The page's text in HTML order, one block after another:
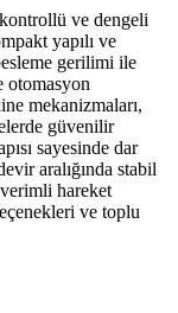
ve dengeli
yapılı ve
gerilimi ile
otomasyon
mekanizmaları,
güvenilir
sayesinde dar
aralığında stabil
hareket
ve toplu